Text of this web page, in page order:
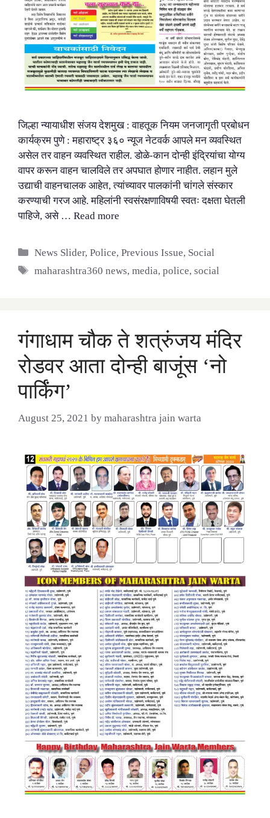
जिल्हा न्यायाधीश संजय देशमुख : वाहतूक नियम जनजागृती प्रबोधन
कार्यक्रम पुणे : महाराष्ट्र ३६० न्यूज नेटवर्क आपले मन व्यवस्थित
असेल तर वाहन व्यवस्थित राहील. डोळे-कान दोन्ही इंद्रियांचा योग्य
वापर करून वाहन चालविले तर अपघात होणार नाहीत. लहान मुले
उद्याची वाहनचालक आहेत, त्यांच्यावर पालकांनी चांगले संस्कार
करण्याची गरज आहे. महिलांनी स्वसंरक्षणाविषयी स्वतः दक्षता घेतली
पाहिजे, असे … Read more
Categories
News Slider,Police,Previous Issue, Social
Tags
maharashtra360 news,media,police,social
गंगाधाम चौक ते शत्रुंजय मंदिर
रोडवर आता दोन्ही बाजूंस ‘नो
पार्किंग’
August 25, 2021 by maharashtra jain warta